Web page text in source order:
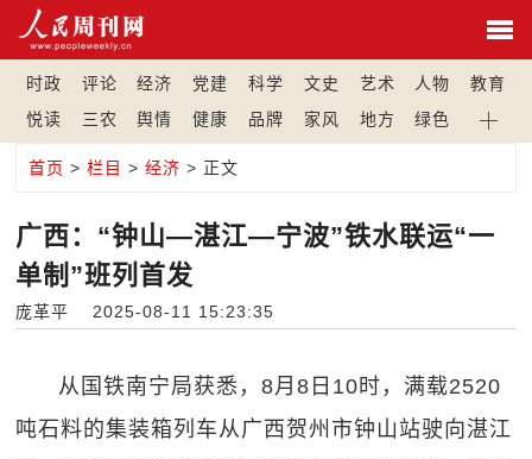
时政 评论 经济 党建 科学 文史 艺术 人物
教育
悦读
三农 舆情 健康 品牌 家风 地方 绿色
首页 >栏目 >经济 > 正文
广西：“钟山—湛江—宁波”铁水联运“一
单制”班列首发
庞革平 2025-08-11 15:23:35
从国铁南宁局获悉，8月8日10时，满载2520
吨石料的集装箱列车从广西贺州市钟山站驶向湛江